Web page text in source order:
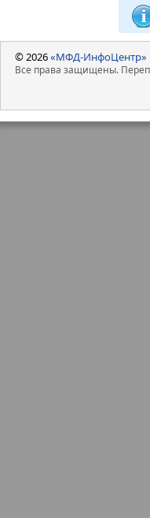
© 2026«МФД-ИнфоЦентр»
Все права защищены.